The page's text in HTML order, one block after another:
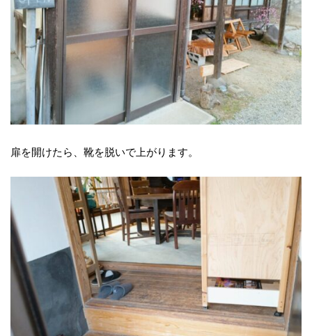
扉を開けたら、靴を脱いで上がります。